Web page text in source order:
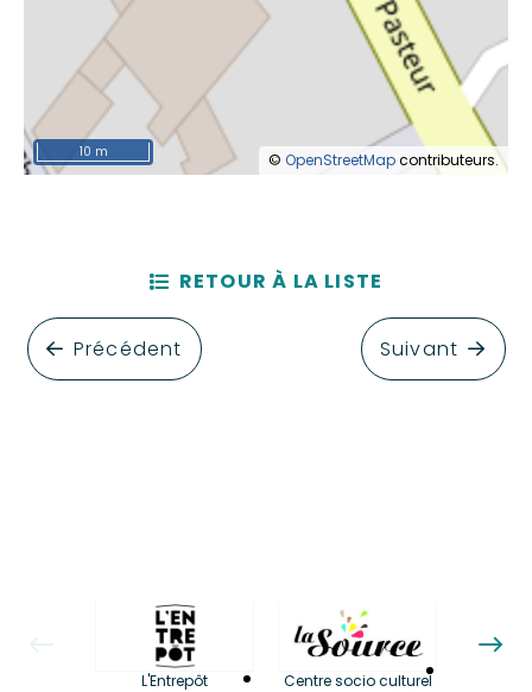
© OpenStreetMapcontributeurs.
10 m
Précédent
RETOUR À LA LISTE
Suivant
L'Entrepôt Centre socio culturel